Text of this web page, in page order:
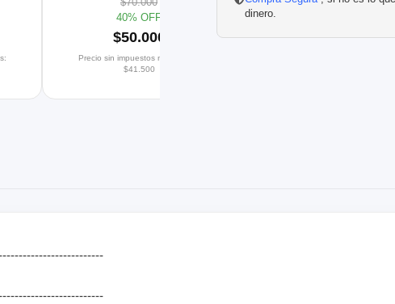
40% OFF
$50.000
Precio sin impuestos nacionales:
$41.500
$136.535
dinero.